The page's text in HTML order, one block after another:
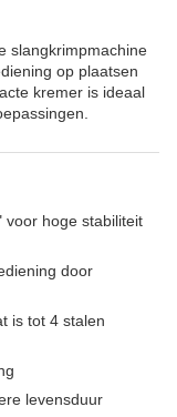
slangkrimpmachine
op plaatsen
kremer is ideaal
voor hoge stabiliteit
door
is tot 4 stalen
levensduur